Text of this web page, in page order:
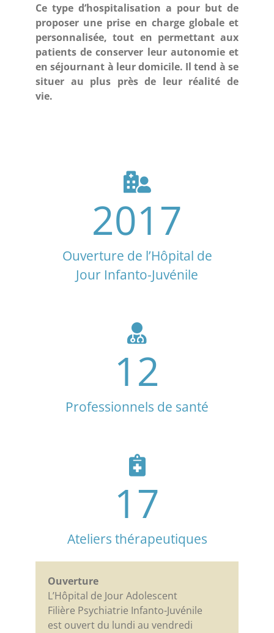
Ce type d’hospitalisation a pour but de
proposer une prise en charge globale et
personnalisée, tout en permettant aux
patients de conserver leur autonomie et
en séjournant à leur domicile. Il tend à se
situer au plus près de leur réalité de
vie.
2017
Ouverture de l’Hôpital de
Jour Infanto-Juvénile
12
Professionnels de santé
17
Ateliers thérapeutiques
Ouverture
L’Hôpital de Jour Adolescent
Filière Psychiatrie Infanto-Juvénile
est ouvert du lundi au vendredi